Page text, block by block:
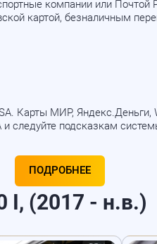
компании или
картой, безналичным
Карты МИР, Яндекс.Деньги,
и следуйте подсказкам
ПОДРОБНЕЕ
I, (2017 - н.в.)